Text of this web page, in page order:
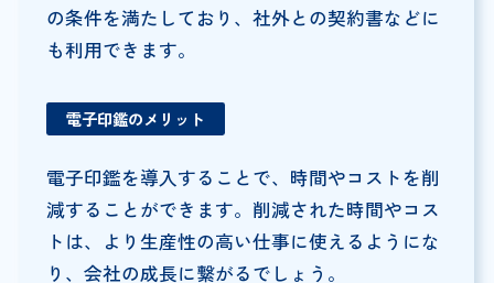
の条件を満たしており、社外との契約書などに
も利用できます。
電子印鑑のメリット
電子印鑑を導入することで、時間やコストを削
減することができます。削減された時間やコス
トは、より生産性の高い仕事に使えるようにな
り、会社の成長に繋がるでしょう。